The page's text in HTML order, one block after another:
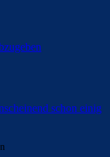
schon einig